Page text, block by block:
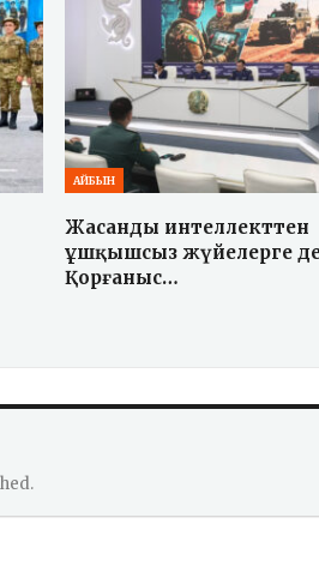
АЙБЫН
Жасанды интеллекттен
ұшқышсыз жүйелерге
Қорғаныс…